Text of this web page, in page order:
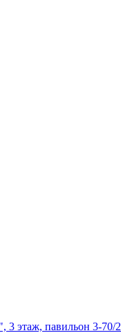
3 этаж, павильон 3-70/2